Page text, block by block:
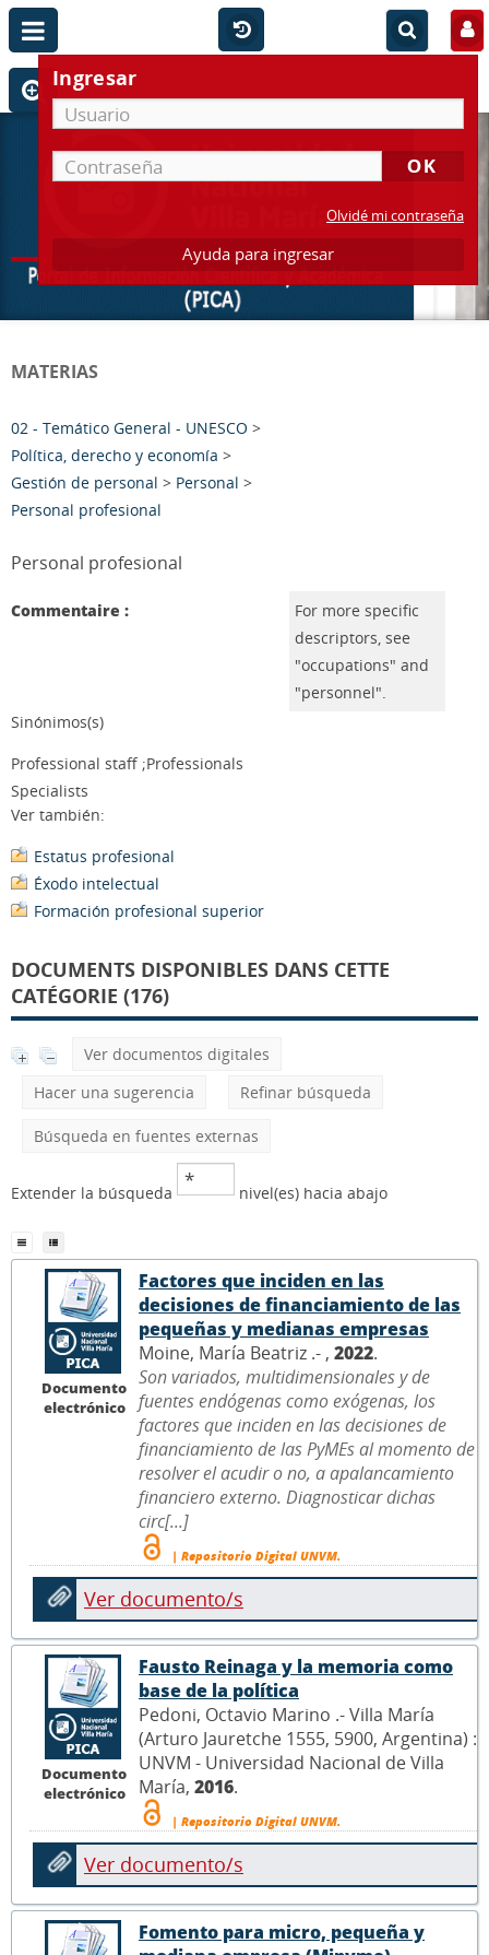
Ingresar
Olvidé mi contraseña
Ayuda para ingresar
MATERIAS
02 - Temático General - UNESCO >
Política, derecho y economía >
Gestión de personal > Personal >
Personal profesional
Personal profesional
Commentaire :
For more specific
descriptors, see
"occupations" and
"personnel".
Sinónimos(s)
Professional staff ;Professionals
Specialists
Ver también:
Estatus profesional
Éxodo intelectual
Formación profesional superior
DOCUMENTS DISPONIBLES DANS CETTE
CATÉGORIE (176)
Ver documentos digitales
Hacer una sugerencia
Refinar búsqueda
Búsqueda en fuentes externas
Extender la búsqueda nivel(es) hacia abajo
Documento
electrónico
Factores que inciden en las
decisiones de financiamiento de las
pequeñas y medianas empresas
Moine, María Beatriz .- , 2022.
Son variados, multidimensionales y de
fuentes endógenas como exógenas, los
factores que inciden en las decisiones de
financiamiento de las PyMEs al momento de
resolver el acudir o no, a apalancamiento
financiero externo. Diagnosticar dichas
circ[...]
| Repositorio Digital UNVM.
Ver documento/s
Documento
electrónico
Fausto Reinaga y la memoria como
base de la política
Pedoni, Octavio Marino .- Villa María
(Arturo Jauretche 1555, 5900, Argentina) :
UNVM - Universidad Nacional de Villa
María, 2016.
| Repositorio Digital UNVM.
Ver documento/s
Fomento para micro, pequeña y